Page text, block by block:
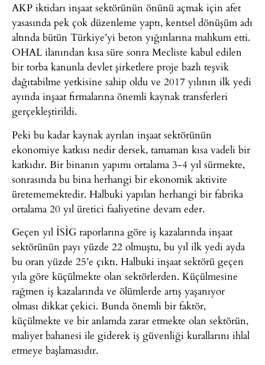
AKP iktidarı inşaat sektörünün önünü açmak için afet
yasasında pek çok düzenleme yaptı, kentsel dönüşüm adı
altında bütün Türkiye’yi beton yığınlarına mahkum etti.
OHAL ilanından kısa süre sonra Mecliste kabul edilen
bir torba kanunla devlet şirketlere proje bazlı teşvik
dağıtabilme yetkisine sahip oldu ve 2017 yılının ilk yedi
ayında inşaat firmalarına önemli kaynak transferleri
gerçekleştirildi.
Peki bu kadar kaynak ayrılan inşaat sektörünün
ekonomiye katkısı nedir dersek, tamaman kısa vadeli bir
katkıdır. Bir binanın yapımı ortalama 3-4 yıl sürmekte,
sonrasında bu bina herhangi bir ekonomik aktivite
üretememektedir. Halbuki yapılan herhangi bir fabrika
ortalama 20 yıl üretici faaliyetine devam eder.
Geçen yıl İSİG raporlarına göre iş kazalarında inşaat
sektörünün payı yüzde 22 olmuştu, bu yıl ilk yedi ayda
bu oran yüzde 25’e çıktı. Halbuki inşaat sektörü geçen
yıla göre küçülmekte olan sektörlerden. Küçülmesine
rağmen iş kazalarında ve ölümlerde artış yaşanıyor
olması dikkat çekici. Bunda önemli bir faktör,
küçülmekte ve bir anlamda zarar etmekte olan sektörün,
maliyet bahanesi ile giderek iş güvenliği kurallarını ihlal
etmeye başlamasıdır.